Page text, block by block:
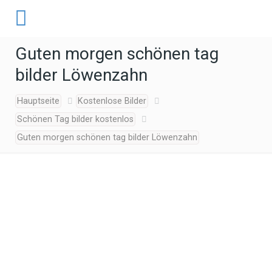
Guten morgen schönen tag
bilder Löwenzahn
Hauptseite
Kostenlose Bilder
Schönen Tag bilder kostenlos
Guten morgen schönen tag bilder Löwenzahn